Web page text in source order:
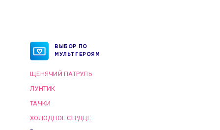
ВЫБОР ПО
МУЛЬТГЕРОЯМ
ЩЕНЯЧИЙ ПАТРУЛЬ
ЛУНТИК
ТАЧКИ
ХОЛОДНОЕ СЕРДЦЕ